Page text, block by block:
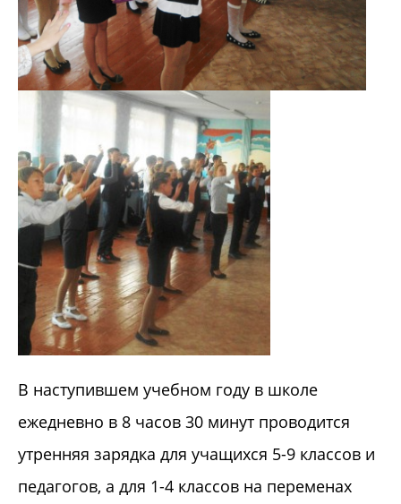
В наступившем учебном году в школе
ежедневно в 8 часов 30 минут проводится
утренняя зарядка для учащихся 5-9 классов и
педагогов, а для 1-4 классов на переменах